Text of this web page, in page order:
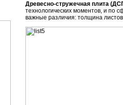
Древесно-стружечная плита
технологических моментов, и по
важные различия: толщина